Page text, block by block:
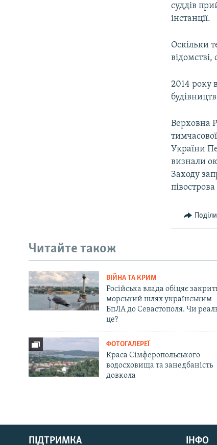
Русский
Qırımtatar
суддів
інстанції.
Оскільки
2014 року
Верховна
України
визнали
Заходу
Читайте також
ВІЙНА ТА КРИМ
Російська влада обіцяє
морський шлях українським
БпЛА до Севастополя. Чи
це?
ФОТОГАЛЕРЕЇ
Краса Сімферопольського
водосховища та занедбаність
довкола
ПІДТРИМКА ІНФО